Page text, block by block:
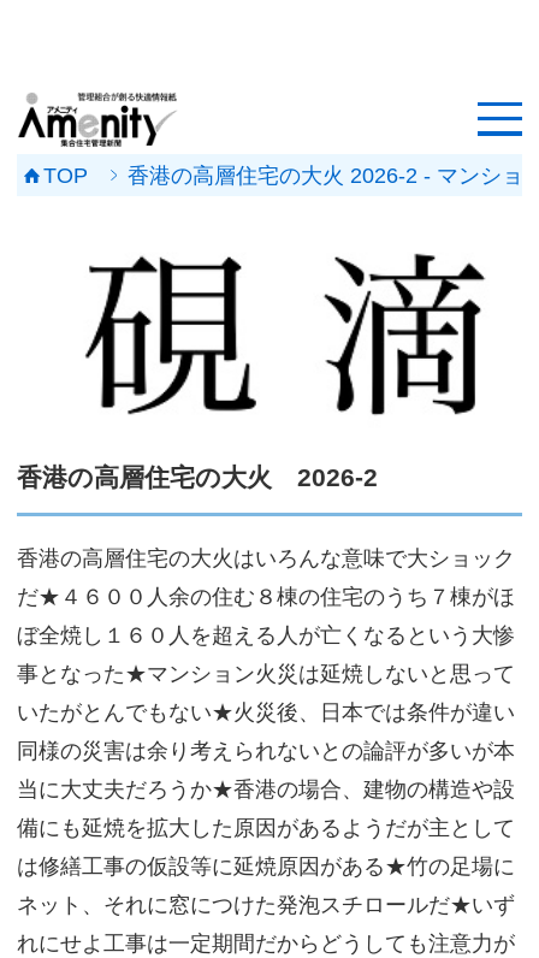
記事一覧
工事事例
メンテナンス会社
マンションメンテの無料相談
会社概要
サイトマップ
TOP 香港の高層住宅の大火 2026-2 - マンショ
香港の高層住宅の大火 2026-2
香港の高層住宅の大火はいろんな意味で大ショック
だ★４６００人余の住む８棟の住宅のうち７棟がほ
ぼ全焼し１６０人を超える人が亡くなるという大惨
事となった★マンション火災は延焼しないと思って
いたがとんでもない★火災後、日本では条件が違い
同様の災害は余り考えられないとの論評が多いが本
当に大丈夫だろうか★香港の場合、建物の構造や設
備にも延焼を拡大した原因があるようだが主として
は修繕工事の仮設等に延焼原因がある★竹の足場に
ネット、それに窓につけた発泡スチロールだ★いず
れにせよ工事は一定期間だからどうしても注意力が